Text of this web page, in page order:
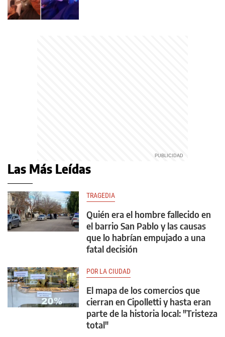
Las Más Leídas
TRAGEDIA
Quién era el hombre fallecido en
el barrio San Pablo y las causas
que lo habrían empujado a una
fatal decisión
POR LA CIUDAD
El mapa de los comercios que
cierran en Cipolletti y hasta eran
parte de la historia local: "Tristeza
total"